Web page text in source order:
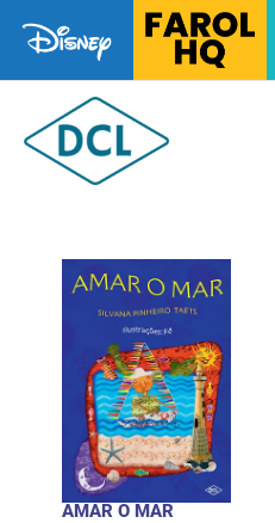
AMAR O MAR